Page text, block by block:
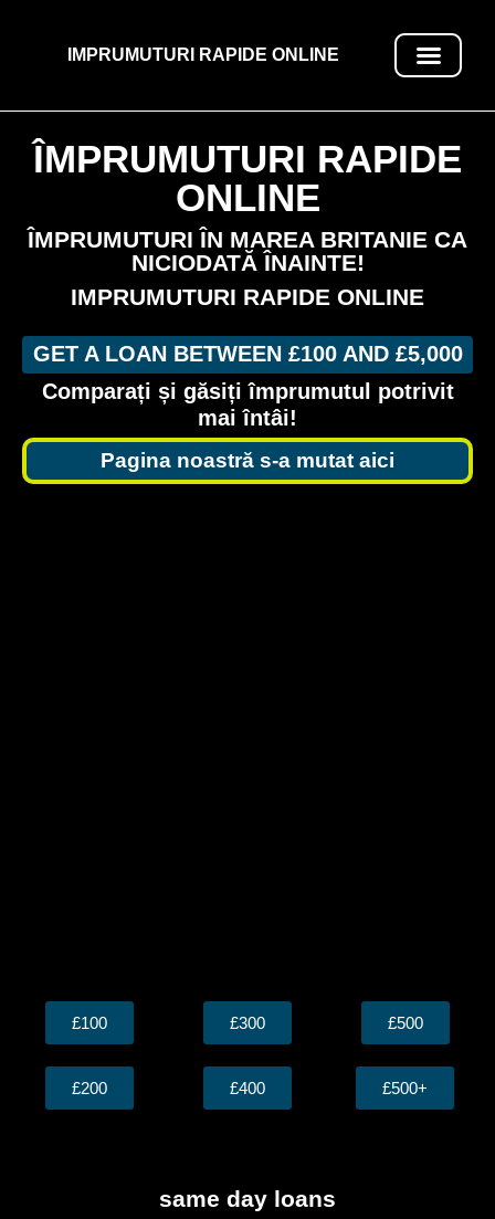
IMPRUMUTURI RAPIDE ONLINE
ÎMPRUMUTURI RAPIDE
ONLINE
ÎMPRUMUTURI ÎN MAREA BRITANIE CA
NICIODATĂ ÎNAINTE!
IMPRUMUTURI RAPIDE ONLINE
GET A LOAN BETWEEN £100 AND £5,000
Comparați și găsiți împrumutul potrivit
mai întâi!
Pagina noastră s-a mutat aici
£100 £300 £500
£200 £400 £500+
same day loans